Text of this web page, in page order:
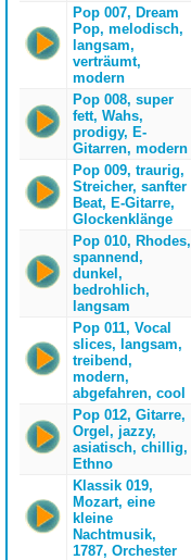
Pop 007, Dream
Pop, melodisch,
langsam,
verträumt,
modern
Pop 008, super
fett, Wahs,
prodigy, E-
Gitarren, modern
Pop 009, traurig,
Streicher, sanfter
Beat, E-Gitarre,
Glockenklänge
Pop 010, Rhodes,
spannend,
dunkel,
bedrohlich,
langsam
Pop 011, Vocal
slices, langsam,
treibend,
modern,
abgefahren, cool
Pop 012, Gitarre,
Orgel, jazzy,
asiatisch, chillig,
Ethno
Klassik 019,
Mozart, eine
kleine
Nachtmusik,
1787, Orchester